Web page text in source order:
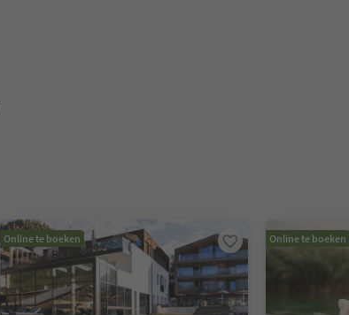
Online te boeken Online te boeken